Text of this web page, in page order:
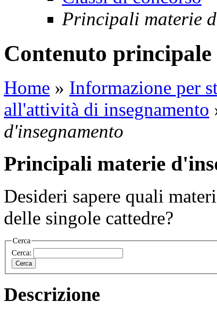
Principali materie
Contenuto principale
Home » Informazione per
all'attività di insegnamento
d'insegnamento
Principali materie
Desideri sapere quali
delle singole cattedre?
Cerca
Cerca:
Descrizione